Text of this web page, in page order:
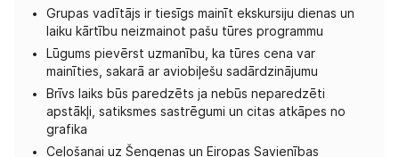
Grupas vadītājs ir tiesīgs mainīt ekskursiju dienas un
laiku kārtību neizmainot pašu tūres programmu
Lūgums pievērst uzmanību, ka tūres cena var
mainīties, sakarā ar aviobiļešu sadārdzinājumu
Brīvs laiks būs paredzēts ja nebūs neparedzēti
apstākļi, satiksmes sastrēgumi un citas atkāpes no
grafika
Ceļošanai uz Šengenas un Eiropas Savienības